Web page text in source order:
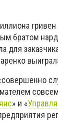
гривен
братом
для
» и «